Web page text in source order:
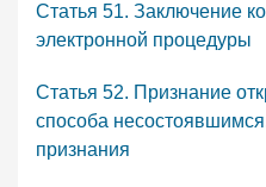
Статья 51. Заключение
электронной процедуры
Статья 52. Признание
способа
признания